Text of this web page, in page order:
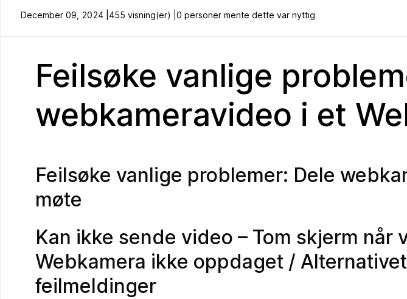
December 09, 2024 | 455 visning(er) | 0 personer mente dette var nyttig
Feilsøke vanlige
webkameravideo i et
Feilsøke vanlige problemer: Dele
møte
Kan ikke sende video – Tom skjerm når
Webkamera ikke oppdaget /
feilmeldinger